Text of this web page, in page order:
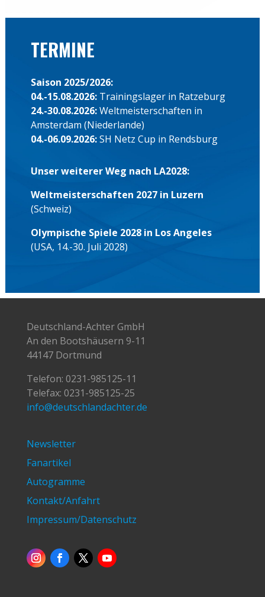
TERMINE
Saison 2025/2026:
04.-15.08.2026: Trainingslager in Ratzeburg
24.-30.08.2026:Weltmeisterschaften in
Amsterdam (Niederlande)
04.-06.09.2026:SH Netz Cup in Rendsburg
Unser weiterer Weg nach LA2028:
Weltmeisterschaften 2027 in Luzern
(Schweiz)
Olympische Spiele 2028 in Los Angeles
(USA, 14.-30. Juli 2028)
Deutschland-Achter GmbH
An den Bootshäusern 9-11
44147 Dortmund
Telefon: 0231-985125-11
Telefax: 0231-985125-25
info@deutschlandachter.de
Newsletter
Fanartikel
Autogramme
Kontakt/Anfahrt
Impressum/Datenschutz